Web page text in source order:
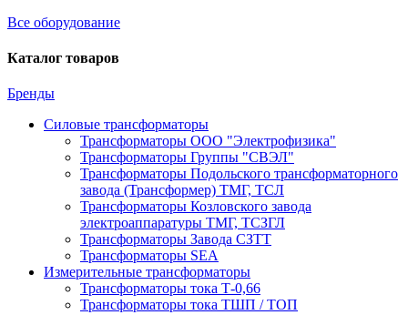
Все оборудование
Каталог товаров
Бренды
Силовые трансформаторы
Трансформаторы ООО "Электрофизика"
Трансформаторы Группы "СВЭЛ"
Трансформаторы Подольского трансформаторного
завода (Трансформер) ТМГ, ТСЛ
Трансформаторы Козловского завода
электроаппаратуры ТМГ, ТСЗГЛ
Трансформаторы Завода СЗТТ
Трансформаторы SEA
Измерительные трансформаторы
Трансформаторы тока Т-0,66
Трансформаторы тока ТШП / ТОП